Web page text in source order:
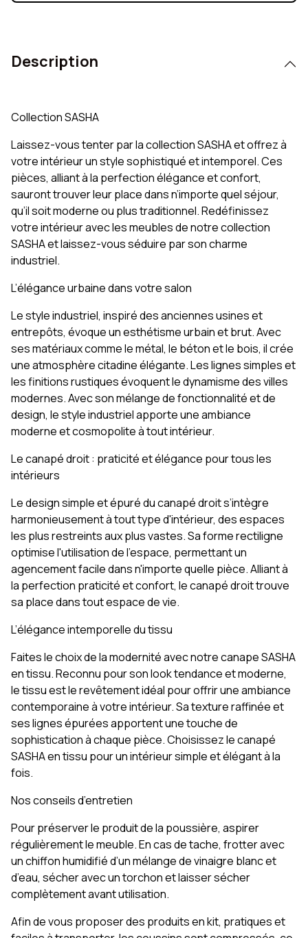
Description
Collection SASHA
Laissez-vous tenter par la collection SASHA et offrez à
votre intérieur un style sophistiqué et intemporel. Ces
pièces, alliant à la perfection élégance et confort,
sauront trouver leur place dans n’importe quel séjour,
qu’il soit moderne ou plus traditionnel. Redéfinissez
votre intérieur avec les meubles de notre collection
SASHA et laissez-vous séduire par son charme
industriel.
L’élégance urbaine dans votre salon
Le style industriel, inspiré des anciennes usines et
entrepôts, évoque un esthétisme urbain et brut. Avec
ses matériaux comme le métal, le béton et le bois, il crée
une atmosphère citadine élégante. Les lignes simples et
les finitions rustiques évoquent le dynamisme des villes
modernes. Avec son mélange de fonctionnalité et de
design, le style industriel apporte une ambiance
moderne et cosmopolite à tout intérieur.
Le canapé droit : praticité et élégance pour tous les
intérieurs
Le design simple et épuré du canapé droit s’intègre
harmonieusement à tout type d'intérieur, des espaces
les plus restreints aux plus vastes. Sa forme rectiligne
optimise l'utilisation de l'espace, permettant un
agencement facile dans n'importe quelle pièce. Alliant à
la perfection praticité et confort, le canapé droit trouve
sa place dans tout espace de vie.
L’élégance intemporelle du tissu
Faites le choix de la modernité avec notre canape SASHA
en tissu. Reconnu pour son look tendance et moderne,
le tissu est le revêtement idéal pour offrir une ambiance
contemporaine à votre intérieur. Sa texture raffinée et
ses lignes épurées apportent une touche de
sophistication à chaque pièce. Choisissez le canapé
SASHA en tissu pour un intérieur simple et élégant à la
fois.
Nos conseils d’entretien
Pour préserver le produit de la poussière, aspirer
régulièrement le meuble. En cas de tache, frotter avec
un chiffon humidifié d’un mélange de vinaigre blanc et
d’eau, sécher avec un torchon et laisser sécher
complètement avant utilisation.
Afin de vous proposer des produits en kit, pratiques et